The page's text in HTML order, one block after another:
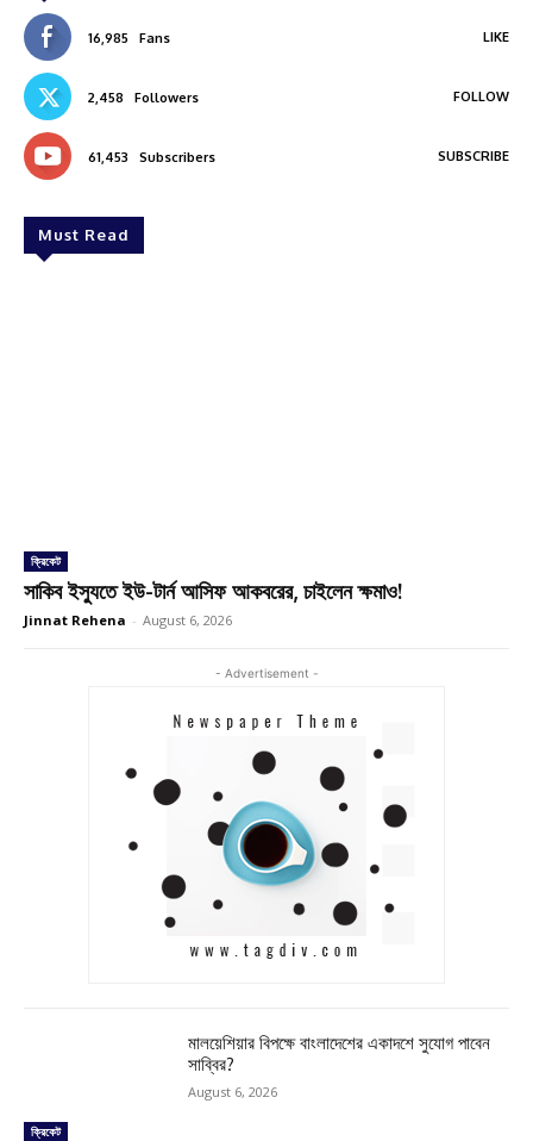
16,985 Fans LIKE
2,458 Followers FOLLOW
61,453 Subscribers SUBSCRIBE
Must Read
ক্রিকেট
সাকিব ইস্যুতে ইউ-টার্ন আসিফ আকবরের, চাইলেন ক্ষমাও!
Jinnat Rehena - August 6, 2026
- Advertisement -
ক্রিকেট
মালয়েশিয়ার বিপক্ষে বাংলাদেশের একাদশে সুযোগ পাবেন
সাব্বির?
August 6, 2026